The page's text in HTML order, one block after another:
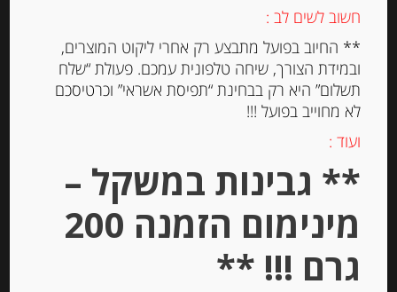
-
₪25.00
מחיר ל 100 גרם: 8.40 ש"ח
מחיר ל 100 גרם: 8.40 ש"ח
יחידות
הוספה לסל
חשוב לשים לב :
** החיוב בפועל מתבצע רק אחרי ליקוט המוצרים,
ובמידת הצורך, שיחה טלפונית עמכם. פעולת “שלח
תשלום” היא רק בבחינת “תפיסת אשראי” וכרטיסכם
לא מחוייב בפועל !!!
ועוד :
** גבינות במשקל –
מינימום הזמנה 200
גרם !!! **